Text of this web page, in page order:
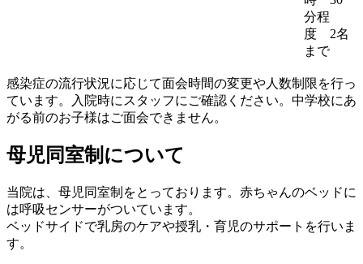
分程
度 2名
まで
感染症の流行状況に応じて面会時間の変更や人数制限を行っ
ています。入院時にスタッフにご確認ください。中学校にあ
がる前のお子様はご面会できません。
母児同室制について
当院は、母児同室制をとっております。赤ちゃんのベッドに
は呼吸センサーがついています。
ベッドサイドで乳房のケアや授乳・育児のサポートを行いま
す。